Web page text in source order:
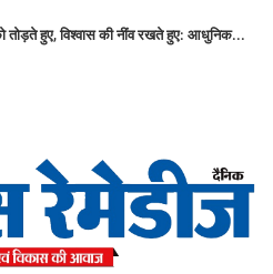
तोड़ते हुए, विश्वास की नींव रखते हुए: आधुनिक...